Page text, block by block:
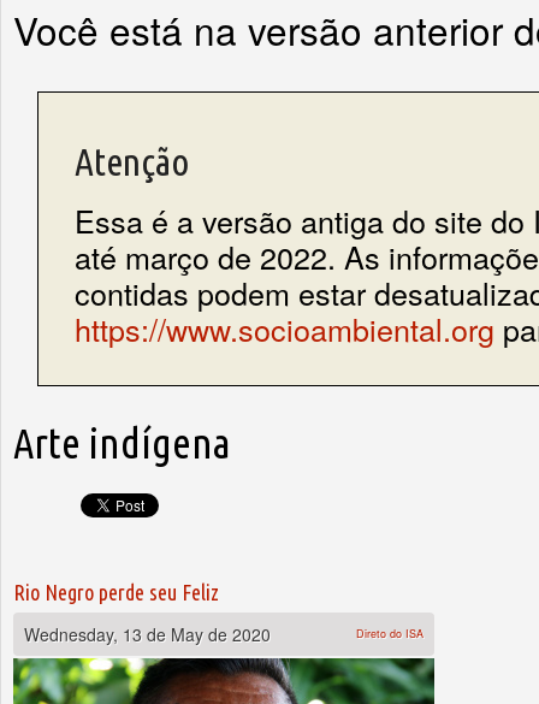
Você está na versão anterior
Atenção
Essa é a versão antiga do site do
até março de 2022. As
contidas podem estar
https://www.socioambiental.org
Arte indígena
Rio Negro perde seu Feliz
Wednesday, 13 de May de 2020
Direto do ISA